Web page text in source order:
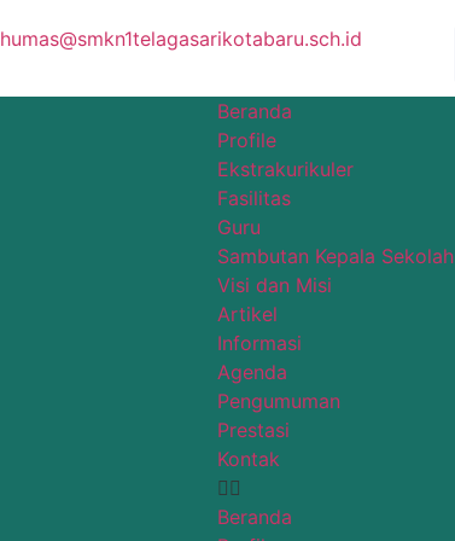
humas@smkn1telagasarikotabaru.sch.id
Beranda
Profile
Ekstrakurikuler
Fasilitas
Guru
Sambutan Kepala Sekolah
Visi dan Misi
Artikel
Informasi
Agenda
Pengumuman
Prestasi
Kontak
Beranda